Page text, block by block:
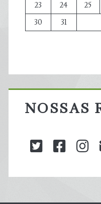
23
24 25
30
31
NOSSAS
twitter